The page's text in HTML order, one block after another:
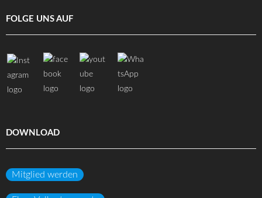
FOLGE UNS AUF
DOWNLOAD
Mitglied werden